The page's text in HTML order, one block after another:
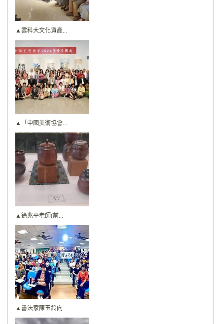
▲雲科大文化資產...
▲「中國美術協會...
▲徐兆平老師(前...
▲書法家陳玉鈴向...